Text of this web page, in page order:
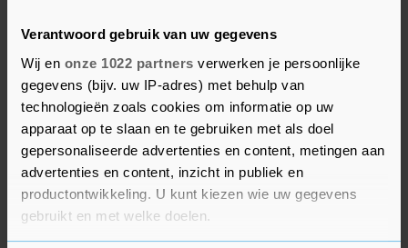
Verantwoord gebruik van uw gegevens
Wij en onze 1022 partners verwerken je persoonlijke
gegevens (bijv. uw IP-adres) met behulp van
technologieën zoals cookies om informatie op uw
apparaat op te slaan en te gebruiken met als doel
gepersonaliseerde advertenties en content, metingen aan
advertenties en content, inzicht in publiek en
productontwikkeling. U kunt kiezen wie uw gegevens
gebruikt en met welke doelen.